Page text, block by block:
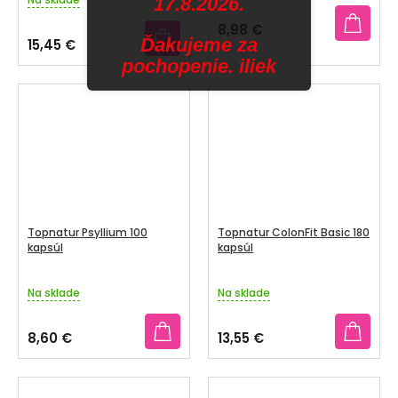
15,45 €
produktu
je
4,0
z
5
8,98 €
Topnatur Psyllium 100
kapsúl
Na sklade
8,60 €
Topnatur ColonFit Basic 180
kapsúl
Na sklade
13,55 €
Ďakujeme za
pochopenie. iliek